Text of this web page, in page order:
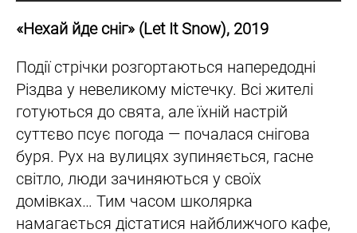
«Нехай йде сніг» (Let It Snow), 2019
Події стрічки розгортаються напередодні
Різдва у невеликому містечку. Всі жителі
готуються до свята, але їхній настрій
суттєво псує погода — почалася снігова
буря. Рух на вулицях зупиняється, гасне
світло, люди зачиняються у своїх
домівках… Тим часом школярка
намагається дістатися найближчого кафе,